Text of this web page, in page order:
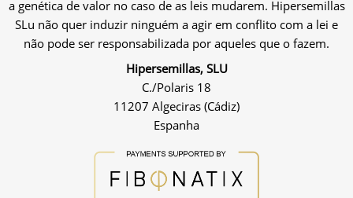
a genética de valor no caso de as leis mudarem. Hipersemillas
SLu não quer induzir ninguém a agir em conflito com a lei e
não pode ser responsabilizada por aqueles que o fazem.
Hipersemillas, SLU
C./Polaris 18
11207 Algeciras (Cádiz)
Espanha